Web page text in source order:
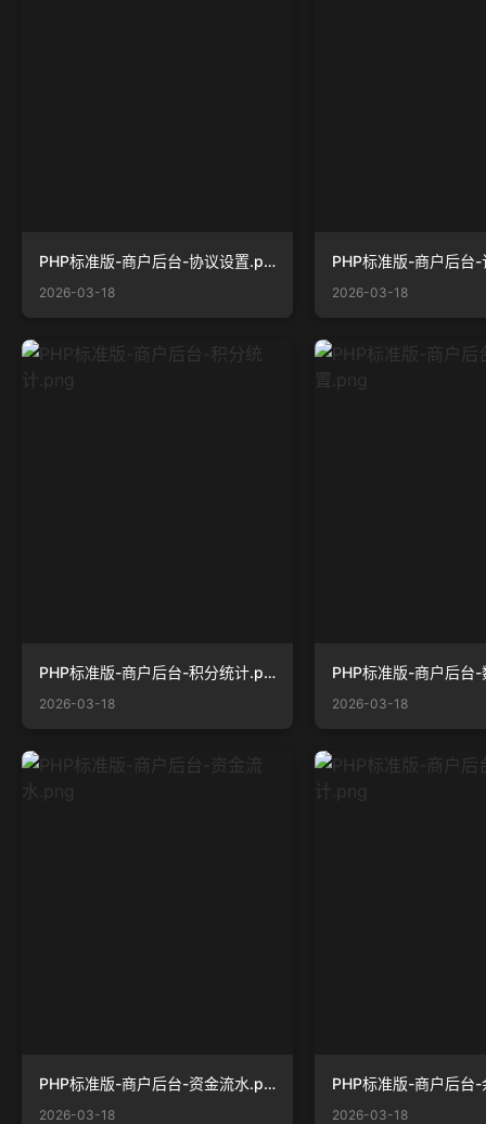
PHP标准版-商户后台-协议设置.png
2026-03-18 2026-03-18
PHP标准版-商户后台-积分统计.png
2026-03-18 2026-03-18
PHP标准版-商户后台-资金流水.png
2026-03-18 2026-03-18